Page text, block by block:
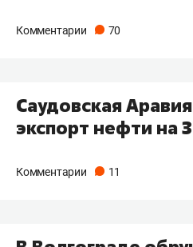
Комментарии 70
Саудовская
экспорт нефти на
Комментарии 11